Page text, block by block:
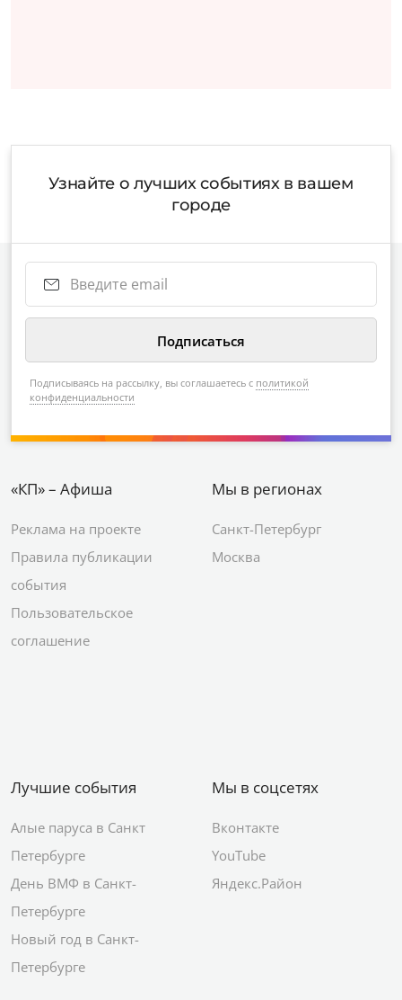
Узнайте о лучших событиях в вашем
городе
Подписываясь на рассылку, вы соглашаетесь с политикой
конфиденциальности
«КП» – Афиша
Реклама на проекте
Правила публикации
события
Пользовательское
соглашение
Мы в регионах
Санкт-Петербург
Москва
Лучшие события
Алые паруса в Санкт
Петербурге
День ВМФ в Санкт-
Петербурге
Новый год в Санкт-
Петербурге
Мы в соцсетях
Вконтакте
YouTube
Яндекс.Район